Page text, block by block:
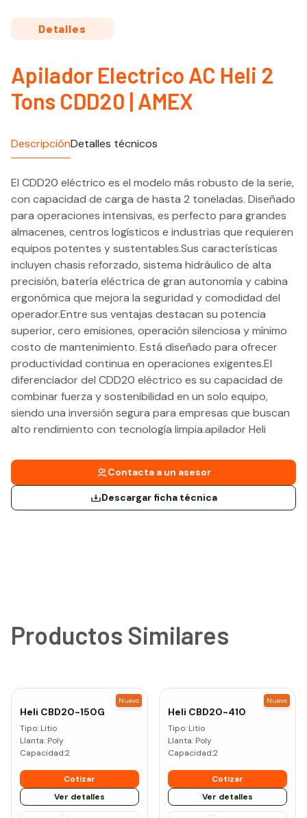
Detalles
Apilador Electrico AC Heli 2
Tons CDD20 | AMEX
DescripciónDetalles técnicos
El CDD20 eléctrico es el modelo más robusto de la serie,
con capacidad de carga de hasta 2 toneladas. Diseñado
para operaciones intensivas, es perfecto para grandes
almacenes, centros logísticos e industrias que requieren
equipos potentes y sustentables.Sus características
incluyen chasis reforzado, sistema hidráulico de alta
precisión, batería eléctrica de gran autonomía y cabina
ergonómica que mejora la seguridad y comodidad del
operador.Entre sus ventajas destacan su potencia
superior, cero emisiones, operación silenciosa y mínimo
costo de mantenimiento. Está diseñado para ofrecer
productividad continua en operaciones exigentes.El
diferenciador del CDD20 eléctrico es su capacidad de
combinar fuerza y sostenibilidad en un solo equipo,
siendo una inversión segura para empresas que buscan
alto rendimiento con tecnología limpia.apilador Heli
Contacta a un asesor
Descargar ficha técnica
Productos Similares
Heli CBD20-150G
Tipo: Litio
Llanta: Poly
Capacidad:2
Cotizar
Ver detalles
Nuevo
Heli CBD20-410
Tipo: Litio
Llanta: Poly
Capacidad:2
Cotizar
Ver detalles
Nuevo